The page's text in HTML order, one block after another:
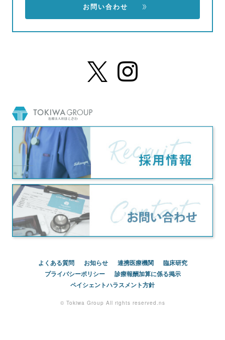
お問い合わせ
よくある質問 お知らせ 連携医療機関
臨床研究
プライバシーポリシー
診療報酬加算に係る掲示
ペイシェントハラスメント方針
© Tokiwa Group All rights reserved.ns